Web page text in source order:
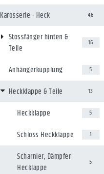
Karosserie - Heck 46
Stossfänger hinten &
Teile
16
Anhängerkupplung 5
Heckklappe & Teile 13
Heckklappe 5
Schloss Heckklappe 1
Scharnier, Dämpfer
Hecklappe
5